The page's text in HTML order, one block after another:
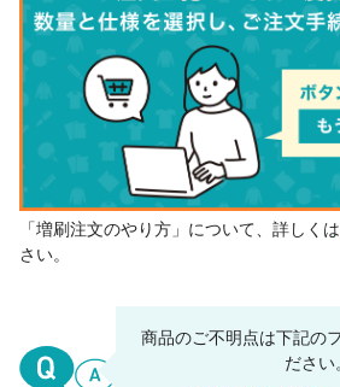
「増刷注文のやり方」について、詳しくは
さい。
商品のご不明点は下記の
ださい